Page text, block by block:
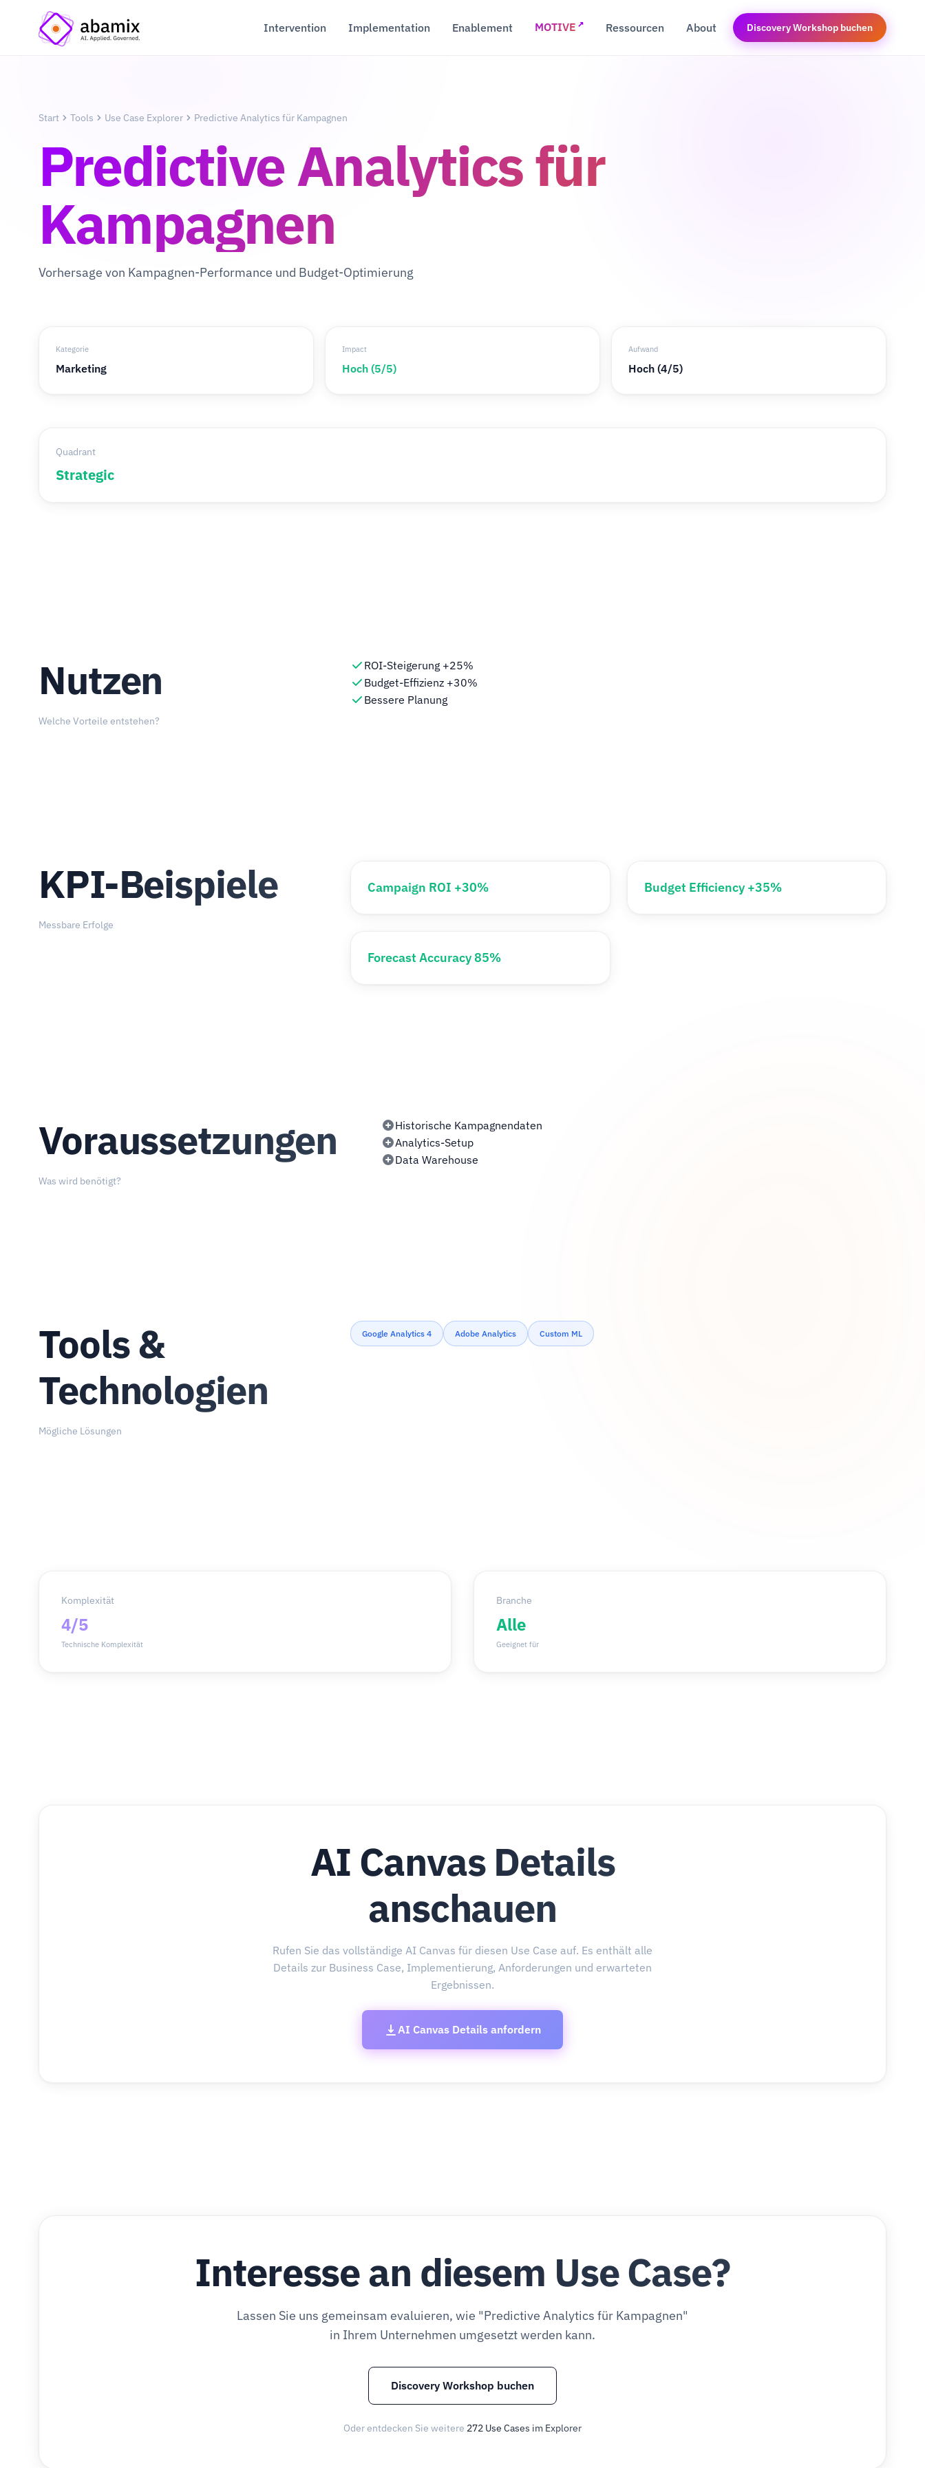
Intervention Implementation Enablement MOTIVE ↗ Ressourcen About Discovery Workshop buchen
Start Tools Use Case Explorer Predictive Analytics für Kampagnen
Predictive Analytics für
Kampagnen
Vorhersage von Kampagnen-Performance und Budget-Optimierung
Kategorie
Marketing
Impact
Hoch (5/5)
Aufwand
Hoch (4/5)
Quadrant
Strategic
Nutzen
Welche Vorteile entstehen?
ROI-Steigerung +25%
Budget-Effizienz +30%
Bessere Planung
KPI-Beispiele
Messbare Erfolge
Campaign ROI +30% Budget Efficiency +35%
Forecast Accuracy 85%
Voraussetzungen
Was wird benötigt?
Historische Kampagnendaten
Analytics-Setup
Data Warehouse
Tools &
Technologien
Mögliche Lösungen
Google Analytics 4 Adobe Analytics Custom ML
Komplexität
4/5
Technische Komplexität
Branche
Alle
Geeignet für
AI Canvas Details
anschauen
Rufen Sie das vollständige AI Canvas für diesen Use Case auf. Es enthält alle
Details zur Business Case, Implementierung, Anforderungen und erwarteten
Ergebnissen.
AI Canvas Details anfordern
Interesse an diesem Use Case?
Lassen Sie uns gemeinsam evaluieren, wie "Predictive Analytics für Kampagnen"
in Ihrem Unternehmen umgesetzt werden kann.
Discovery Workshop buchen
Oder entdecken Sie weitere 272 Use Cases im Explorer